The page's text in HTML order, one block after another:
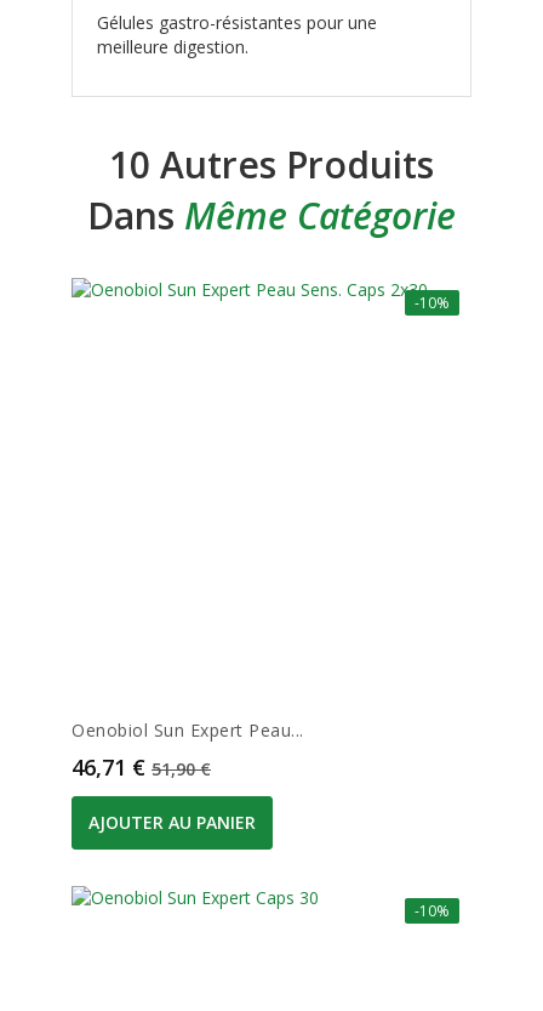
Gélules gastro-résistantes pour une
meilleure digestion.
10 Autres Produits
Dans Même Catégorie
-10%
Oenobiol Sun Expert Peau...
Prix
46,71 € Prix de base
51,90 €
AJOUTER AU PANIER
-10%